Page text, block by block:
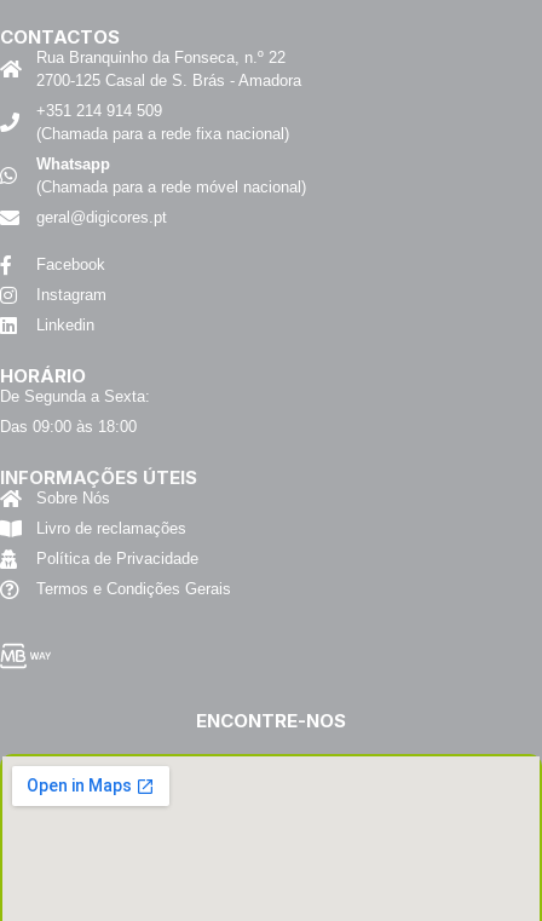
CONTACTOS
Rua Branquinho da Fonseca, n.º 22
2700-125 Casal de S. Brás - Amadora
+351 214 914 509
(Chamada para a rede fixa nacional)
Whatsapp
(Chamada para a rede móvel nacional)
geral@digicores.pt
Facebook
Instagram
Linkedin
HORÁRIO
De Segunda a Sexta:
Das 09:00 às 18:00
INFORMAÇÕES ÚTEIS
Sobre Nós
Livro de reclamações
Política de Privacidade
Termos e Condições Gerais
ENCONTRE-NOS